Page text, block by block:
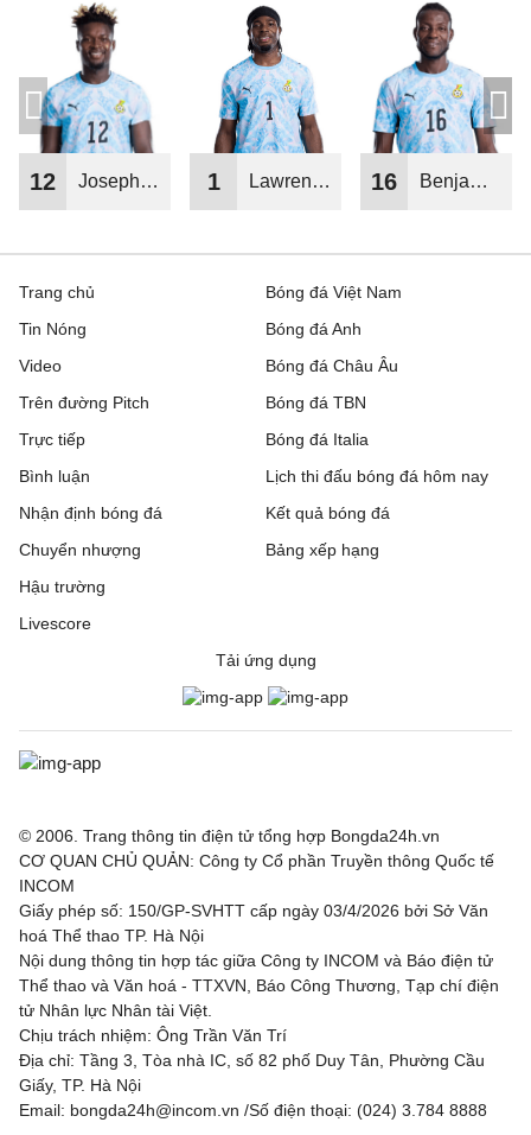
12 Joseph 1 Lawrence 16 Benjamin
Trang chủ
Tin Nóng
Video
Trên đường Pitch
Trực tiếp
Bóng đá Việt Nam
Bóng đá Anh
Bóng đá Châu Âu
Bóng đá TBN
Bóng đá Italia
Bình luận
Nhận định bóng đá
Chuyển nhượng
Hậu trường
Livescore
Lịch thi đấu bóng đá hôm nay
Kết quả bóng đá
Bảng xếp hạng
Tải ứng dụng
© 2006. Trang thông tin điện tử tổng hợp Bongda24h.vn
CƠ QUAN CHỦ QUẢN: Công ty Cổ phần Truyền thông Quốc tế
INCOM
Giấy phép số: 150/GP-SVHTT cấp ngày 03/4/2026 bởi Sở Văn
hoá Thể thao TP. Hà Nội
Nội dung thông tin hợp tác giữa Công ty INCOM và Báo điện tử
Thể thao và Văn hoá - TTXVN, Báo Công Thương, Tạp chí điện
tử Nhân lực Nhân tài Việt.
Chịu trách nhiệm: Ông Trần Văn Trí
Địa chỉ: Tầng 3, Tòa nhà IC, số 82 phố Duy Tân, Phường Cầu
Giấy, TP. Hà Nội
Email: bongda24h@incom.vn /Số điện thoại: (024) 3.784 8888